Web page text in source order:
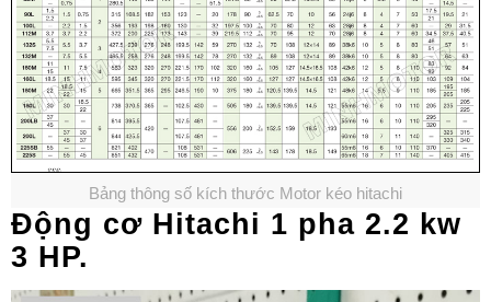
Bảng thông số kích thước Motor kéo hitachi
Động cơ Hitachi 1 pha 2.2 kw
3 HP.